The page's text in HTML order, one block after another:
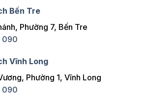
Bến Tre
Phường 7, Bến Tre
090
Vĩnh Long
Phường 1, Vĩnh Long
090